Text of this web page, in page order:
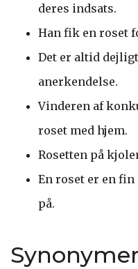
deres indsats.
Han fik en roset
Det er altid
anerkendelse.
Vinderen af
roset med hjem.
Rosetten på
En roset er en fin
på.
Synonymer